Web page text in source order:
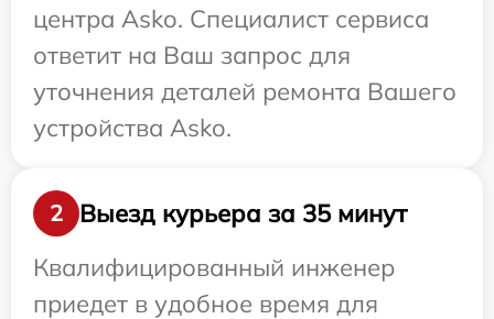
центра Asko. Специалист сервиса
ответит на Ваш запрос для
уточнения деталей ремонта Вашего
устройства Asko.
2
Выезд курьера за 35 минут
Квалифицированный инженер
приедет в удобное время для